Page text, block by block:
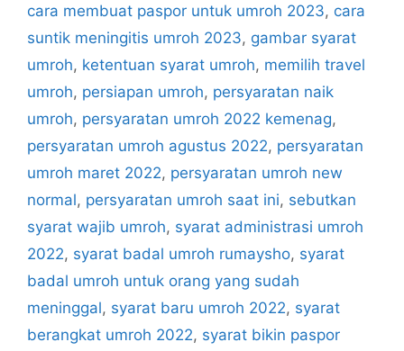
cara membuat paspor untuk umroh 2023, cara
suntik meningitis umroh 2023, gambar syarat
umroh, ketentuan syarat umroh, memilih travel
umroh, persiapan umroh, persyaratan naik
umroh, persyaratan umroh 2022 kemenag,
persyaratan umroh agustus 2022, persyaratan
umroh maret 2022, persyaratan umroh new
normal, persyaratan umroh saat ini, sebutkan
syarat wajib umroh, syarat administrasi umroh
2022, syarat badal umroh rumaysho, syarat
badal umroh untuk orang yang sudah
meninggal, syarat baru umroh 2022, syarat
berangkat umroh 2022, syarat bikin paspor